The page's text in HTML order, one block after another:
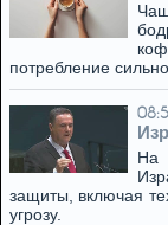
потребление
На
защиты, включая
угрозу.